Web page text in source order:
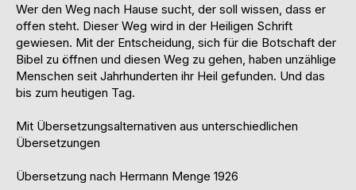
Wer den Weg nach Hause sucht, der soll wissen, dass er
offen steht. Dieser Weg wird in der Heiligen Schrift
gewiesen. Mit der Entscheidung, sich für die Botschaft der
Bibel zu öffnen und diesen Weg zu gehen, haben unzählige
Menschen seit Jahrhunderten ihr Heil gefunden. Und das
bis zum heutigen Tag.
Mit Übersetzungsalternativen aus unterschiedlichen
Übersetzungen
Übersetzung nach Hermann Menge 1926